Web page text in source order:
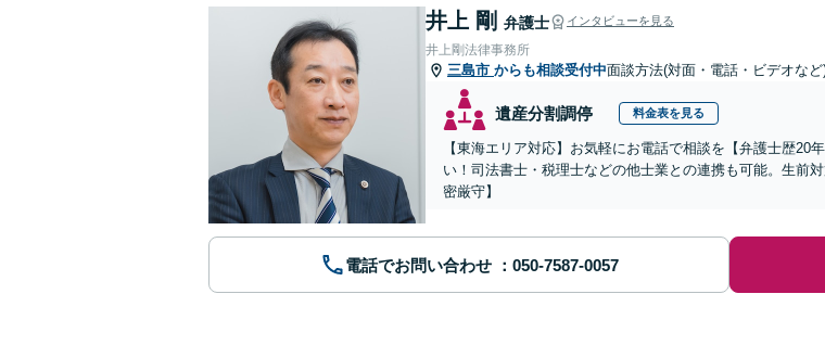
井上 剛 弁護士 インタビューを見る
井上剛法律事務所
三島市 からも相談受付中面談方法(対面・電話・ビデオな
遺産分割調停 料金表を見る
【東海エリア対応】お気軽にお電話で相談を【弁護士歴
い！司法書士・税理士などの他士業との連携も可能。生前
密厳守】
電話でお問い合わせ